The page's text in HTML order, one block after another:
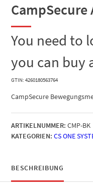
You need to
you can buy
GTIN: 4260180563764
CampSecure
ARTIKELNUMMER: CMP-BK
KATEGORIEN: CS ONE
BESCHREIBUNG